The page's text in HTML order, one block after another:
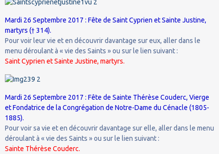
Mardi 26 Septembre 2017 : Fête de Saint Cyprien et Sainte Justine,
martyrs († 314).
Pour voir leur vie et en découvrir davantage sur eux, aller dans le
menu déroulant à « vie des Saints » ou sur le lien suivant :
Saint Cyprien et Sainte Justine, martyrs.
Mardi 26 Septembre 2017 : Fête de Sainte Thérèse Couderc, Vierge
et Fondatrice de la Congrégation de Notre-Dame du Cénacle (1805-
1885).
Pour voir sa vie et en découvrir davantage sur elle, aller dans le menu
déroulant à « vie des Saints » ou sur le lien suivant :
Sainte Thérèse Couderc.